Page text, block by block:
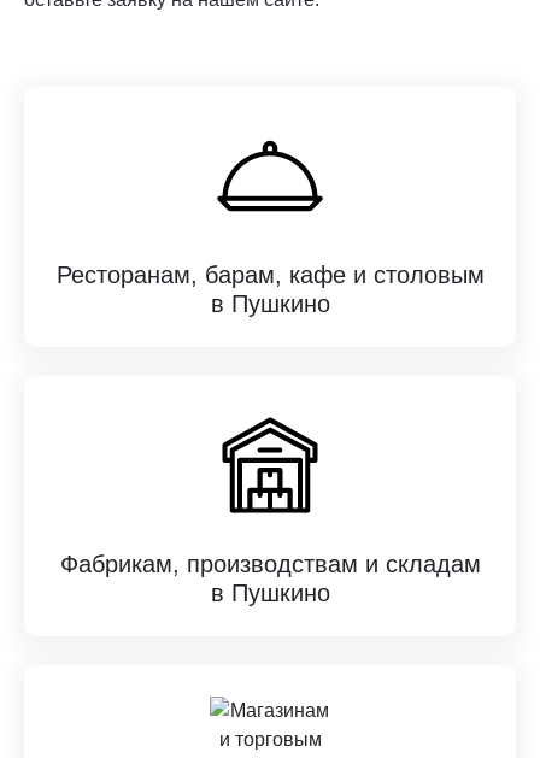
Ресторанам, барам, кафе и столовым
в Пушкино
Фабрикам, производствам и складам
в Пушкино